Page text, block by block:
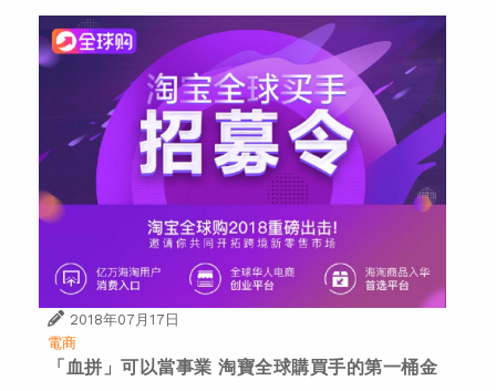
2018年07月17日
電商
「血拼」可以當事業 淘寶全球購買手的第一桶金